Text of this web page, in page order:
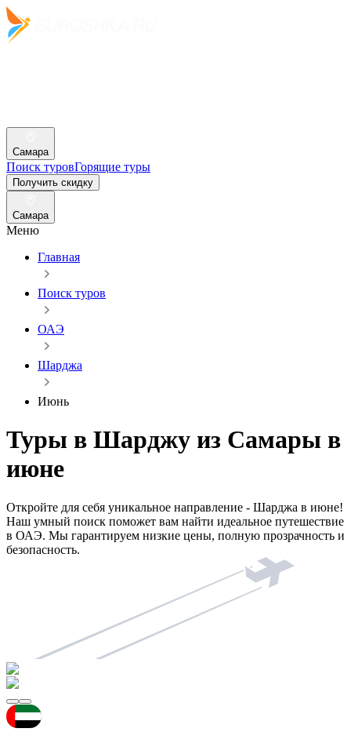
Самара
Поиск туровГорящие туры
Получить скидку
Самара
Меню
Главная
Поиск туров
ОАЭ
Шарджа
Июнь
Туры в Шарджу из Самары в
июне
Откройте для себя уникальное направление - Шарджа в июне!
Наш умный поиск поможет вам найти идеальное путешествие
в ОАЭ. Мы гарантируем низкие цены, полную прозрачность и
безопасность.